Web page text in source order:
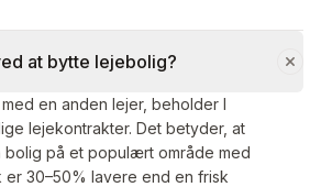
at bytte lejebolig?
en anden lejer, beholder I
lejekontrakter. Det betyder, at
bolig på et populært område med
er 30–50% lavere end en frisk